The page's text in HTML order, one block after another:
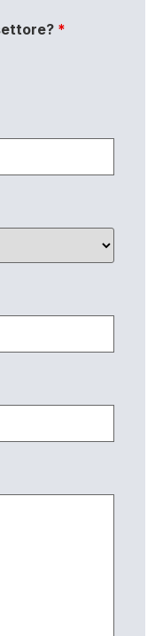
*